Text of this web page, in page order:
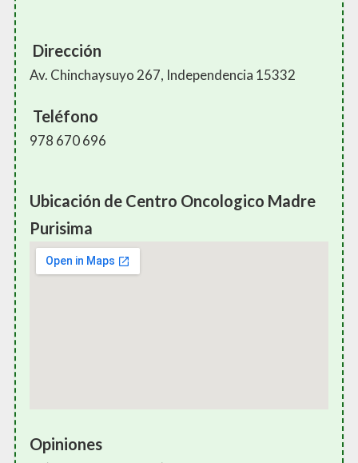
Dirección
Av. Chinchaysuyo 267, Independencia 15332
Teléfono
978 670 696
Ubicación de Centro Oncologico Madre
Purisima
Opiniones